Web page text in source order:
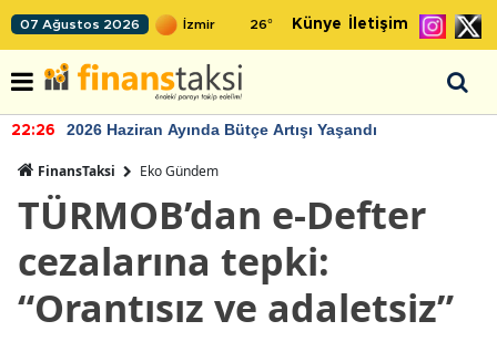
07 Ağustos 2026 26° Künye İletişim
22:26 2026 Haziran Ayında Bütçe Artışı Yaşandı
FinansTaksi Eko Gündem
TÜRMOB’dan e-Defter
cezalarına tepki:
“Orantısız ve adaletsiz”